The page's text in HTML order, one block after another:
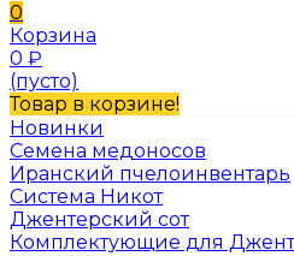
0
Корзина
0 ₽
(пусто)
Товар в корзине!
Новинки
Семена медоносов
Иранский пчелоинвентарь
Система Никот
Джентерский сот
Комплектующие для